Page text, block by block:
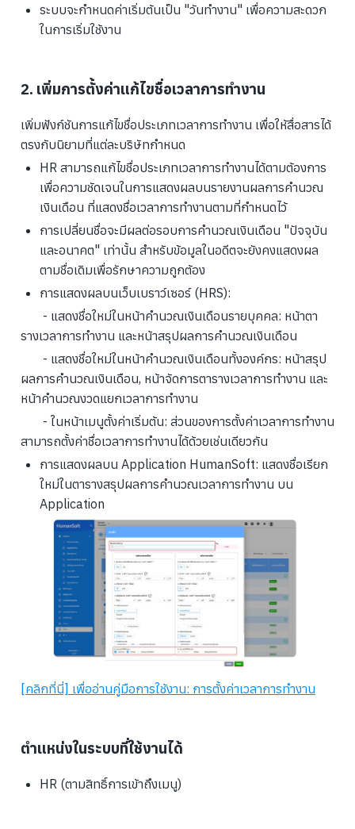
ระบบจะกำหนดค่าเริ่มต้นเป็น "วันทำงาน" เพื่อความสะดวก
ในการเริ่มใช้งาน
2. เพิ่มการตั้งค่าแก้ไขชื่อเวลาการทำงาน
เพิ่มฟังก์ชันการแก้ไขชื่อประเภทเวลาการทำงาน เพื่อให้สื่อสารได้
ตรงกับนิยามที่แต่ละบริษัทกำหนด
HR สามารถแก้ไขชื่อประเภทเวลาการทำงานได้ตามต้องการ
เพื่อความชัดเจนในการแสดงผลบนรายงานผลการคำนวณ
เงินเดือน ที่แสดงชื่อเวลาการทำงานตามที่กำหนดไว้
การเปลี่ยนชื่อจะมีผลต่อรอบการคำนวณเงินเดือน "ปัจจุบัน
และอนาคต" เท่านั้น สำหรับข้อมูลในอดีตจะยังคงแสดงผล
ตามชื่อเดิมเพื่อรักษาความถูกต้อง
การแสดงผลบนเว็บเบราว์เซอร์ (HRS):
- แสดงชื่อใหม่ในหน้าคำนวณเงินเดือนรายบุคคล: หน้าตา
รางเวลาการทำงาน และหน้าสรุปผลการคำนวณเงินเดือน
- แสดงชื่อใหม่ในหน้าคำนวณเงินเดือนทั้งองค์กร: หน้าสรุป
ผลการคำนวณเงินเดือน, หน้าจัดการตารางเวลาการทำงาน และ
หน้าคำนวณงวดแยกเวลาการทำงาน
- ในหน้าเมนูตั้งค่าเริ่มต้น: ส่วนของการตั้งค่าเวลาการทำงาน
สามารถตั้งค่าชื่อเวลาการทำงานได้ด้วยเช่นเดียวกัน
การแสดงผลบน Application HumanSoft: แสดงชื่อเรียก
ใหม่ในตารางสรุปผลการคำนวณเวลาการทำงาน บน
Application
[คลิกที่นี่] เพื่ออ่านคู่มือการใช้งาน: การตั้งค่าเวลาการทำงาน
ตำแหน่งในระบบที่ใช้งานได้
HR (ตามสิทธิ์การเข้าถึงเมนู)